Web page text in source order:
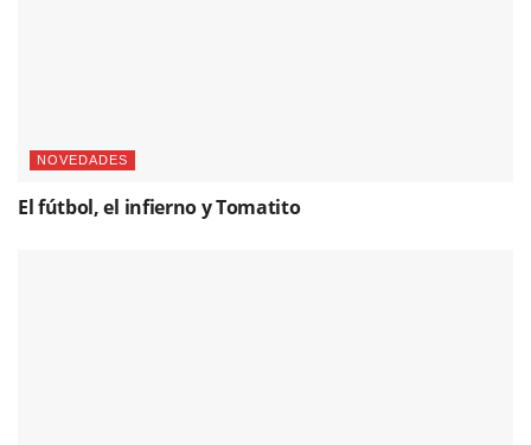
NOVEDADES
El fútbol, el infierno y Tomatito